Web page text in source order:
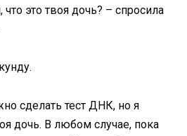
это твоя дочь? – спросила
сделать тест ДНК, но я
дочь. В любом случае, пока